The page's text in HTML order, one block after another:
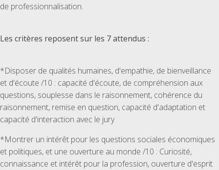
de professionnalisation.
Les critères reposent sur les 7 attendus :
*Disposer de qualités humaines, d'empathie, de bienveillance
et d'écoute /10 : capacité d'écoute, de compréhension aux
questions, souplesse dans le raisonnement, cohérence du
raisonnement, remise en question, capacité d'adaptation et
capacité d'interaction avec le jury
*Montrer un intérêt pour les questions sociales économiques
et politiques, et une ouverture au monde /10 : Curiosité,
connaissance et intérêt pour la profession, ouverture d'esprit